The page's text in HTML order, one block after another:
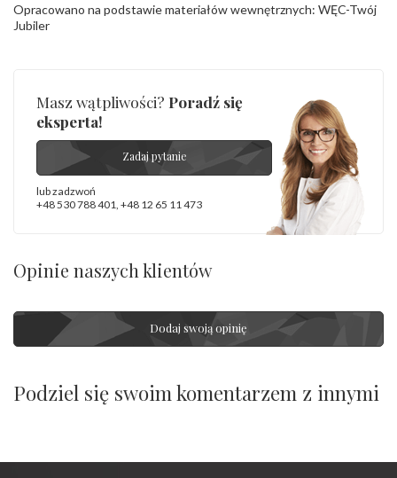
Opracowano na podstawie materiałów wewnętrznych: WĘC-Twój
Jubiler
Masz wątpliwości? Poradź się
eksperta!
Zadaj pytanie
lub zadzwoń
+48 530 788 401 +48 12 65 11 473
Opinie naszych klientów
Dodaj swoją opinię
Podziel się swoim komentarzem z innymi